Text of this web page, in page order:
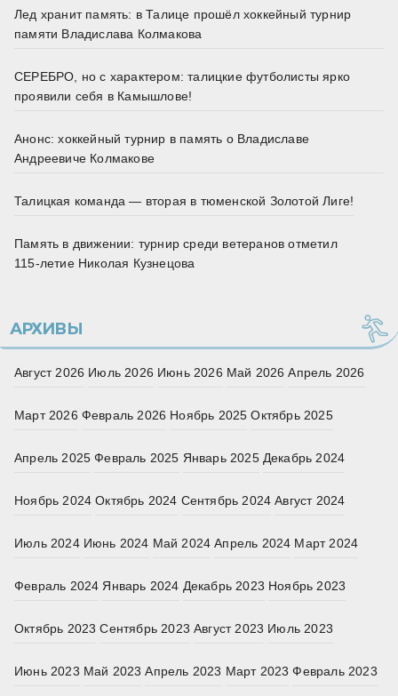
Лед хранит память: в Талице прошёл хоккейный турнир
памяти Владислава Колмакова
СЕРЕБРО, но с характером: талицкие футболисты ярко
проявили себя в Камышлове!
Анонс: хоккейный турнир в память о Владиславе
Андреевиче Колмакове
Талицкая команда — вторая в тюменской Золотой Лиге!
Память в движении: турнир среди ветеранов отметил
115‑летие Николая Кузнецова
АРХИВЫ
Август 2026 Июль 2026 Июнь 2026 Май 2026 Апрель 2026
Март 2026 Февраль 2026 Ноябрь 2025 Октябрь 2025
Апрель 2025 Февраль 2025 Январь 2025 Декабрь 2024
Ноябрь 2024 Октябрь 2024 Сентябрь 2024 Август 2024
Июль 2024 Июнь 2024 Май 2024 Апрель 2024 Март 2024
Февраль 2024 Январь 2024 Декабрь 2023 Ноябрь 2023
Октябрь 2023 Сентябрь 2023 Август 2023 Июль 2023
Июнь 2023 Май 2023 Апрель 2023 Март 2023 Февраль 2023